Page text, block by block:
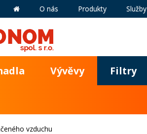
O nás Produkty Služby
Vývěvy Filtry
vzduchu